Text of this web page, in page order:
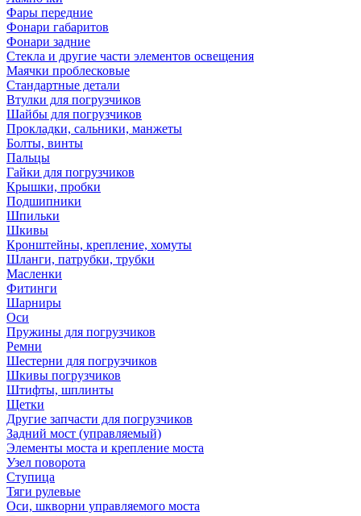
Фары передние
Фонари габаритов
Фонари задние
Стекла и другие части элементов освещения
Маячки проблесковые
Стандартные детали
Втулки для погрузчиков
Шайбы для погрузчиков
Прокладки, сальники, манжеты
Болты, винты
Пальцы
Гайки для погрузчиков
Крышки, пробки
Подшипники
Шпильки
Шкивы
Кронштейны, крепление, хомуты
Шланги, патрубки, трубки
Масленки
Фитинги
Шарниры
Оси
Пружины для погрузчиков
Ремни
Шестерни для погрузчиков
Шкивы погрузчиков
Штифты, шплинты
Щетки
Другие запчасти для погрузчиков
Задний мост (управляемый)
Элементы моста и крепление моста
Узел поворота
Ступица
Тяги рулевые
Оси, шкворни управляемого моста